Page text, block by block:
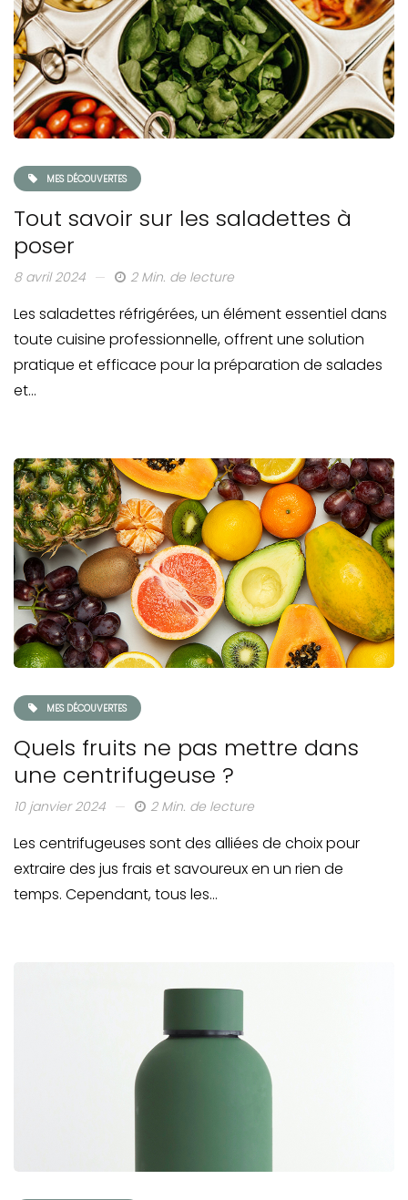
MES DÉCOUVERTES
Tout savoir sur les saladettes à
poser
8 avril 2024 2 Min. de lecture
Les saladettes réfrigérées, un élément essentiel dans
toute cuisine professionnelle, offrent une solution
pratique et efficace pour la préparation de salades
et…
MES DÉCOUVERTES
Quels fruits ne pas mettre dans
une centrifugeuse ?
10 janvier 2024 2 Min. de lecture
Les centrifugeuses sont des alliées de choix pour
extraire des jus frais et savoureux en un rien de
temps. Cependant, tous les…